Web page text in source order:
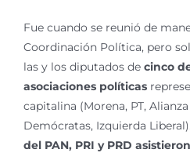
Fue cuando se reunió de
Coordinación Política, pero
las y los diputados de cinco
asociaciones políticas
capitalina (Morena, PT,
Demócratas, Izquierda Liberal).
del PAN, PRI y PRD